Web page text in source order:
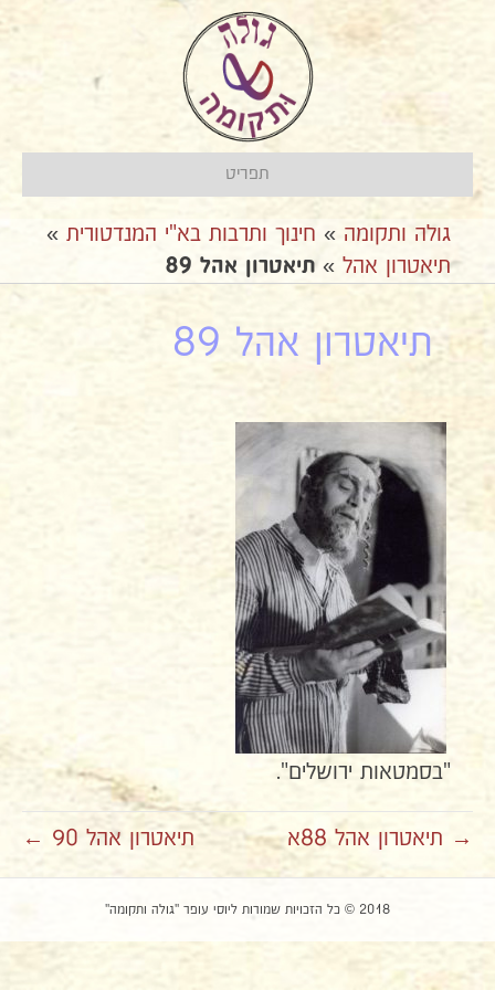
תפריט
גולה ותקומה » חינוך ותרבות בא"י המנדטורית »
תיאטרון אהל » תיאטרון אהל 89
תיאטרון אהל 89
"בסמטאות ירושלים".
→ תיאטרון אהל 88א תיאטרון אהל 90 ←
2018 © כל הזכויות שמורות ליוסי עופר "גולה ותקומה"